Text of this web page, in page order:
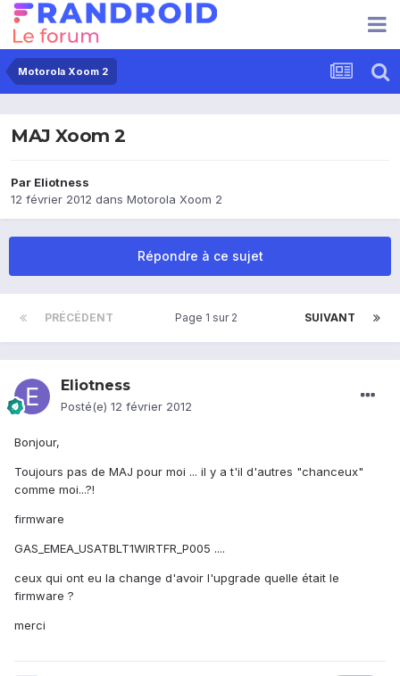
Motorola Xoom 2
MAJ Xoom 2
Par Eliotness
12 février 2012 dans Motorola Xoom 2
Répondre à ce sujet
PRÉCÉDENT SUIVANT
Page 1 sur 2
Eliotness
Posté(e) 12 février 2012
Bonjour,
Toujours pas de MAJ pour moi ... il y a t'il d'autres "chanceux"
comme moi...?!
firmware
GAS_EMEA_USATBLT1WIRTFR_P005 ....
ceux qui ont eu la change d'avoir l'upgrade quelle était le
firmware ?
merci